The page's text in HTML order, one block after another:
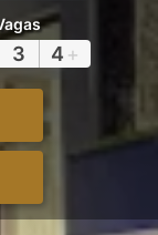
3 4 +